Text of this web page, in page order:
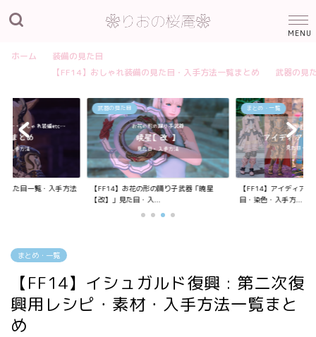
ホーム
装備の見た目
【FF14】おしゃれ装備の見た目・入手方法一覧まとめ
武器の見
見た目一覧・入手方法
武器の見た目
【FF14】お花の形の踊り子武器「暁星
【改】」見た目・入...
まとめ・一覧
【FF14】アイディア
目・染色・入手方...
まとめ・一覧
【FF14】イシュガルド復興 : 第二次復
興用レシピ・素材・入手方法一覧まと
め